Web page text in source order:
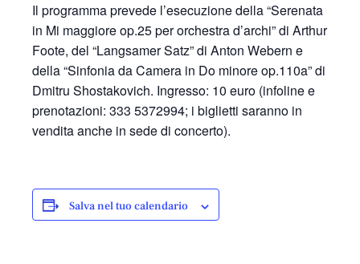
Il programma prevede l’esecuzione della “Serenata
in Mi maggiore op.25 per orchestra d’archi” di Arthur
Foote, del “Langsamer Satz” di Anton Webern e
della “Sinfonia da Camera in Do minore op.110a” di
Dmitru Shostakovich. Ingresso: 10 euro (infoline e
prenotazioni: 333 5372994; i biglietti saranno in
vendita anche in sede di concerto).
Salva nel tuo calendario